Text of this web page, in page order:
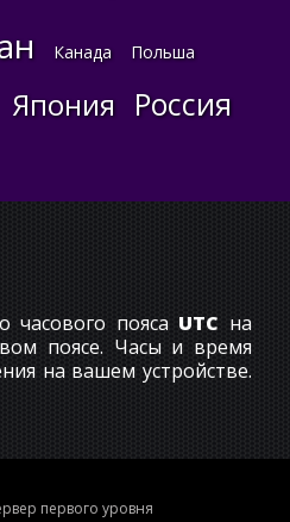
Канада Польша
Япония Россия
часового пояса UTC на
поясе. Часы и время
на вашем устройстве.
первого уровня